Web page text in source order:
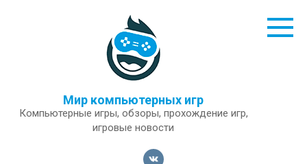
Мир компьютерных игр
Компьютерные игры, обзоры, прохождение игр,
игровые новости